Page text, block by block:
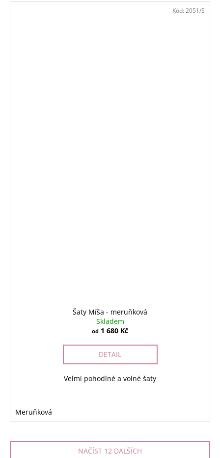
Šaty Míša - meruňková
Skladem
od 1 680 Kč
DETAIL
Velmi pohodlné a volné šaty
Meruňková
Kód: 2051/S
NAČÍST 12 DALŠÍCH